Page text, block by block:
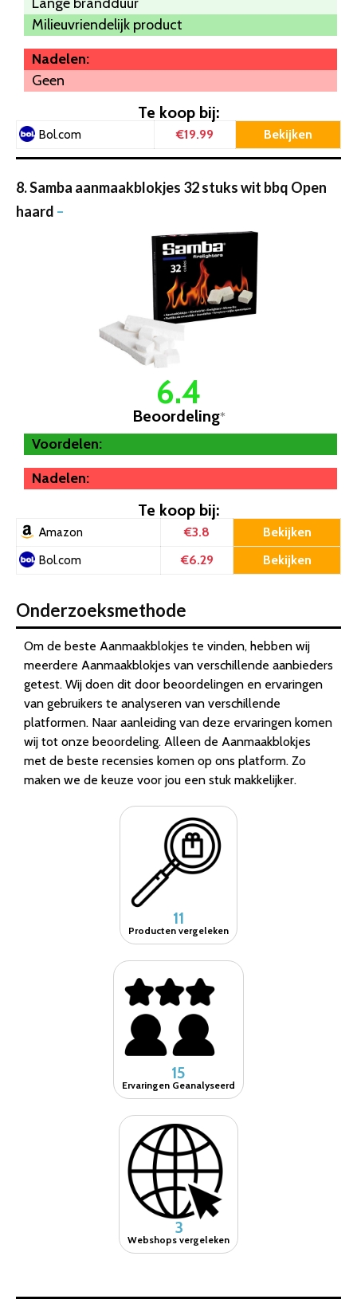
Milieuvriendelijk product
Nadelen:
Geen
Te koop bij:
Bol.com €19.99 Bekijken
8. Samba aanmaakblokjes 32 stuks wit bbq Open
haard –
6.4
Beoordeling*
Voordelen:
Nadelen:
Te koop bij:
Amazon €3.8 Bekijken
Bol.com €6.29 Bekijken
Onderzoeksmethode
Om de beste Aanmaakblokjes te vinden, hebben wij
meerdere Aanmaakblokjes van verschillende aanbieders
getest. Wij doen dit door beoordelingen en ervaringen
van gebruikers te analyseren van verschillende
platformen. Naar aanleiding van deze ervaringen komen
wij tot onze beoordeling. Alleen de Aanmaakblokjes
met de beste recensies komen op ons platform. Zo
maken we de keuze voor jou een stuk makkelijker.
11
Producten vergeleken
15
Ervaringen Geanalyseerd
3
Webshops vergeleken